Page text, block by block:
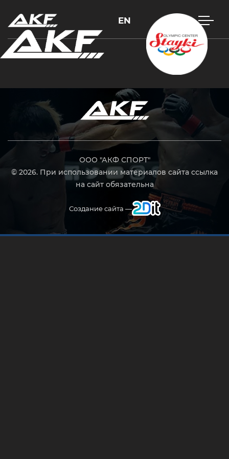
EN
ООО "АКФ СПОРТ"
© 2026. При использовании материалов сайта ссылка
на сайт обязательна
Создание сайта —
Нажмите Enter для поиска или Esc, чтобы закрыть